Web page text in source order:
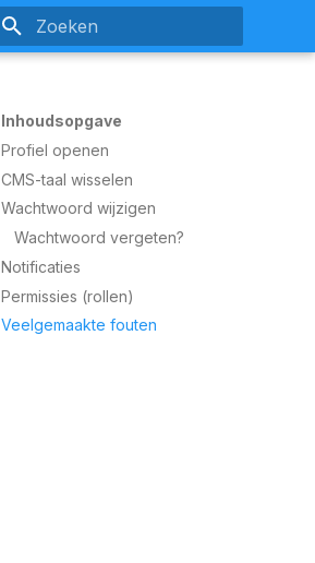
Inhoudsopgave
Profiel openen
CMS-taal wisselen
Wachtwoord wijzigen
Wachtwoord vergeten?
Notificaties
Permissies (rollen)
Veelgemaakte fouten